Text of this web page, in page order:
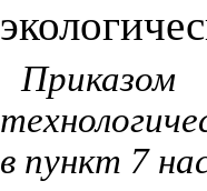
в пункт 7